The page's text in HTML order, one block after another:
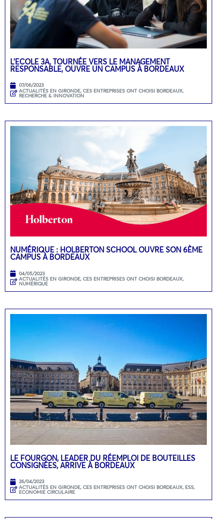
L’ECOLE 3A, TOURNÉE VERS LE MANAGEMENT
RESPONSABLE, OUVRE UN CAMPUS À BORDEAUX
07/06/2023
ACTUALITÉS EN GIRONDE, CES ENTREPRISES ONT CHOISI BORDEAUX,
RECHERCHE & INNOVATION
NUMÉRIQUE : HOLBERTON SCHOOL OUVRE SON 6ÈME
CAMPUS À BORDEAUX
04/05/2023
ACTUALITÉS EN GIRONDE, CES ENTREPRISES ONT CHOISI BORDEAUX,
NUMÉRIQUE
LE FOURGON, LEADER DU RÉEMPLOI DE BOUTEILLES
CONSIGNÉES, ARRIVE À BORDEAUX
26/04/2023
ACTUALITÉS EN GIRONDE, CES ENTREPRISES ONT CHOISI BORDEAUX, ESS,
ECONOMIE CIRCULAIRE